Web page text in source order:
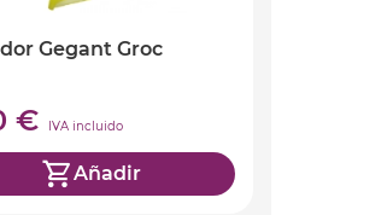
Gegant Groc
€ IVA incluido
Añadir